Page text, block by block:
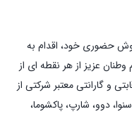
حضوری خود، اقدام به
عزیز از هر نقطه ای از
و گارانتی معتبر شرکتی از
دوو، شارپ، پاکشوما،